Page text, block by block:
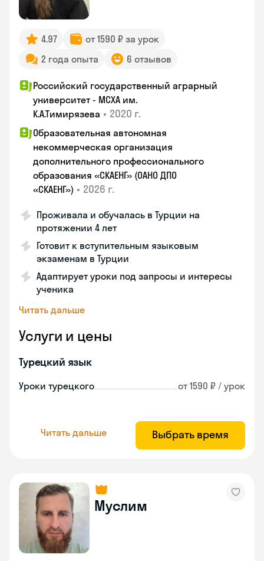
4.97
от 1590 ₽ за урок
2 года опыта
6 отзывов
Российский государственный аграрный
университет - МСХА им.
К.А.Тимирязева • 2020 г.
Образовательная автономная
некоммерческая организация
дополнительного профессионального
образования «СКАЕНГ» (ОАНО ДПО
«СКАЕНГ») • 2026 г.
Проживала и обучалась в Турции на
протяжении 4 лет
Готовит к вступительным языковым
экзаменам в Турции
Адаптирует уроки под запросы и интересы
ученика
Читать дальше
Услуги и цены
Турецкий язык
Уроки турецкого от 1590 ₽ / урок
Читать дальше Выбрать время
Муслим